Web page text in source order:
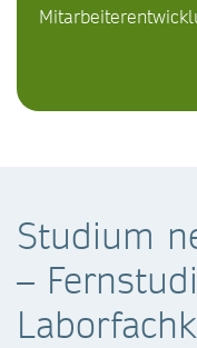
Studium
–